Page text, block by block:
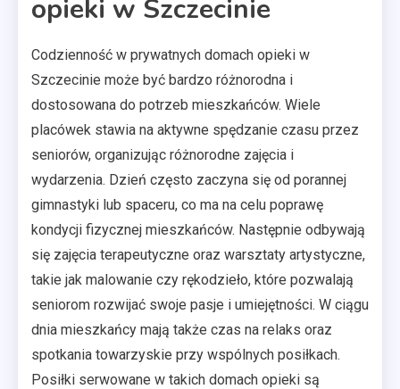
opieki w Szczecinie
Codzienność w prywatnych domach opieki w
Szczecinie może być bardzo różnorodna i
dostosowana do potrzeb mieszkańców. Wiele
placówek stawia na aktywne spędzanie czasu przez
seniorów, organizując różnorodne zajęcia i
wydarzenia. Dzień często zaczyna się od porannej
gimnastyki lub spaceru, co ma na celu poprawę
kondycji fizycznej mieszkańców. Następnie odbywają
się zajęcia terapeutyczne oraz warsztaty artystyczne,
takie jak malowanie czy rękodzieło, które pozwalają
seniorom rozwijać swoje pasje i umiejętności. W ciągu
dnia mieszkańcy mają także czas na relaks oraz
spotkania towarzyskie przy wspólnych posiłkach.
Posiłki serwowane w takich domach opieki są